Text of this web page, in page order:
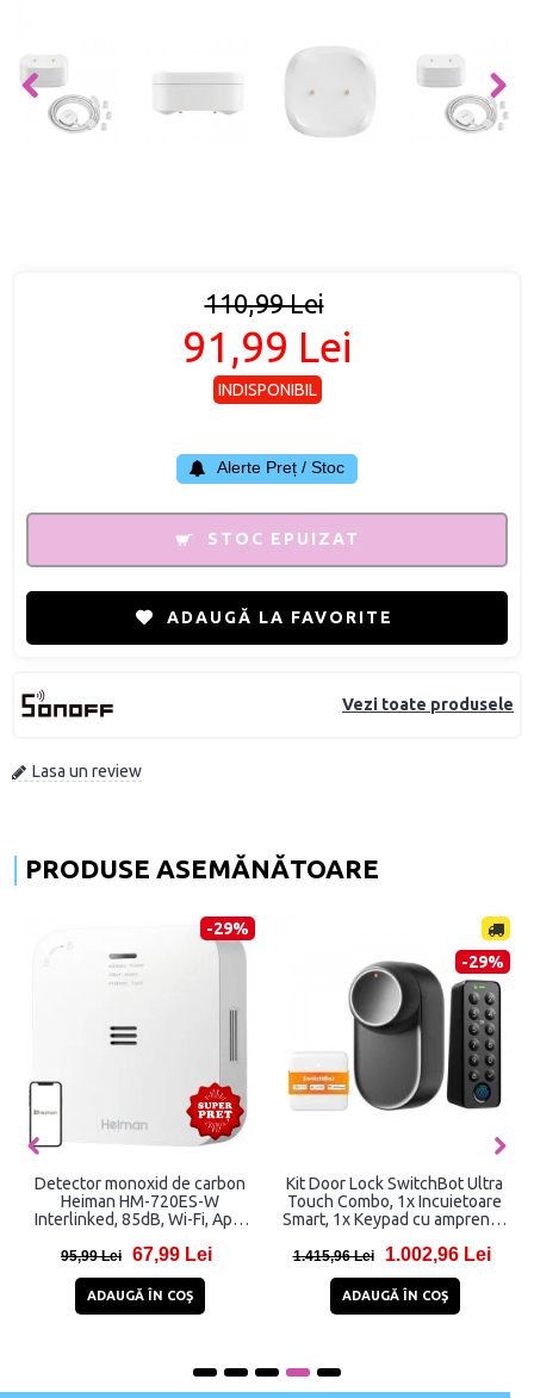
Vezi toate produsele
Lasa un review
110,99 Lei
91,99 Lei
INDISPONIBIL
Alerte Preț / Stoc
STOC EPUIZAT
ADAUGĂ LA FAVORITE
PRODUSE ASEMĂNĂTOARE
-29%
Detector monoxid de carbon
Heiman HM-720ES-W
Interlinked, 85dB, Wi-Fi, App,
95,99 Lei 67,99 Lei
ADAUGĂ ÎN COŞ
-29%
Kit Door Lock SwitchBot Ultra
Touch Combo, 1x Incuietoare
Smart, 1x Keypad cu amprenta,
Negru
1.415,96 Lei 1.002,96 Lei
ADAUGĂ ÎN COŞ